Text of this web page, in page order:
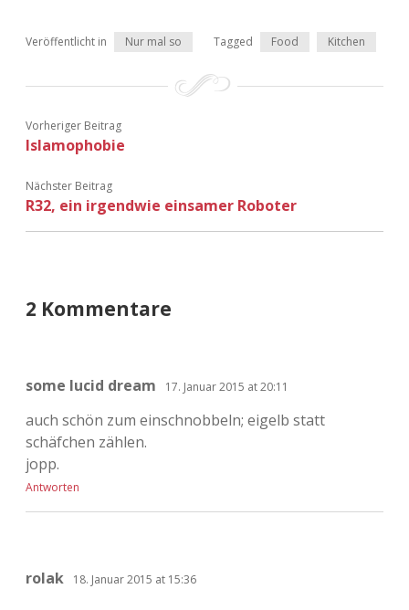
Veröffentlicht in Nur mal so Tagged Food Kitchen
Vorheriger Beitrag
Islamophobie
Nächster Beitrag
R32, ein irgendwie einsamer Roboter
2 Kommentare
some lucid dream 17. Januar 2015 at 20:11
auch schön zum einschnobbeln; eigelb statt
schäfchen zählen.
jopp.
Antworten
rolak 18. Januar 2015 at 15:36